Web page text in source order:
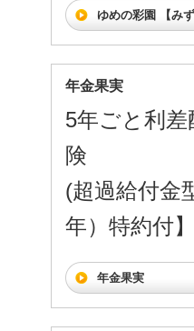
ゆめの彩園 【み
年金果実
5年ごと利
険
(超過給付金
年）特約付
年金果実